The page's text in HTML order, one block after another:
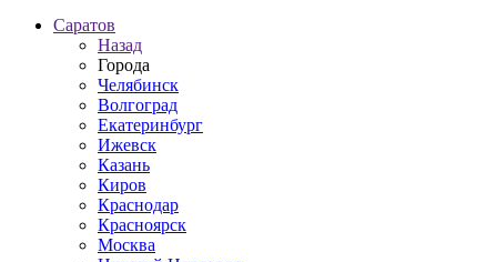
Саратов
Назад
Города
Челябинск
Волгоград
Екатеринбург
Ижевск
Казань
Киров
Краснодар
Красноярск
Москва